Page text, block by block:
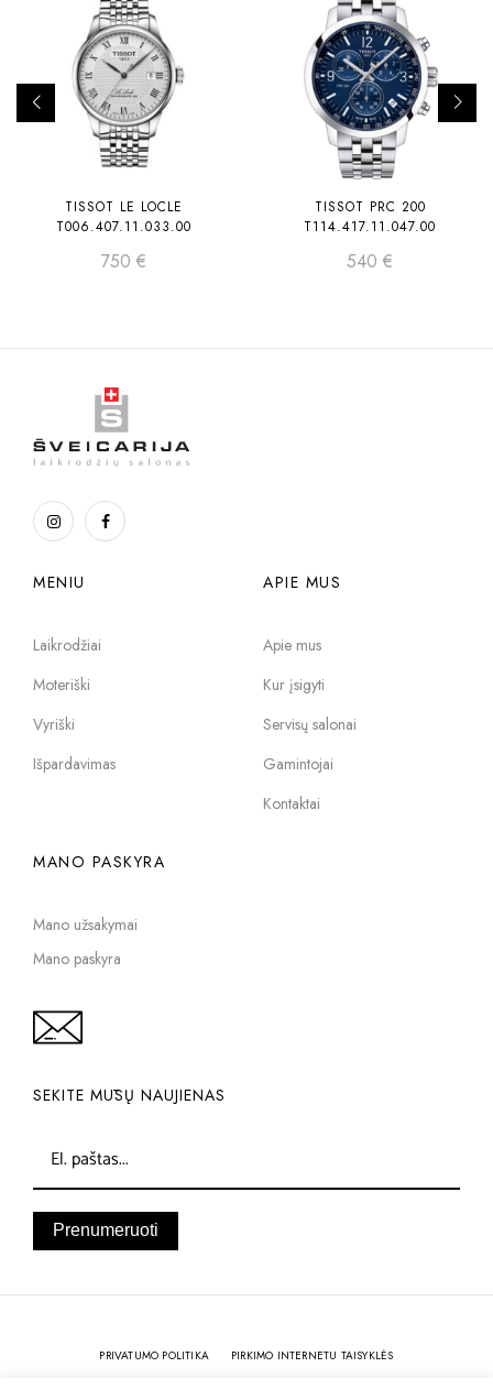
TISSOT LE LOCLE
T006.407.11.033.00
750 €
TISSOT PRC 200
T114.417.11.047.00
540 €
MENIU
Laikrodžiai
Moteriški
Vyriški
Išpardavimas
APIE MUS
Apie mus
Kur įsigyti
Servisų salonai
Gamintojai
Kontaktai
MANO PASKYRA
Mano užsakymai
Mano paskyra
SEKITE MŪSŲ NAUJIENAS
Prenumeruoti
PRIVATUMO POLITIKA
PIRKIMO INTERNETU TAISYKLĖS